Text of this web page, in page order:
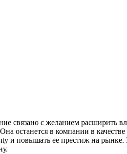
связано с желанием расширить
в компании в качестве
повышать ее престиж на рынке.